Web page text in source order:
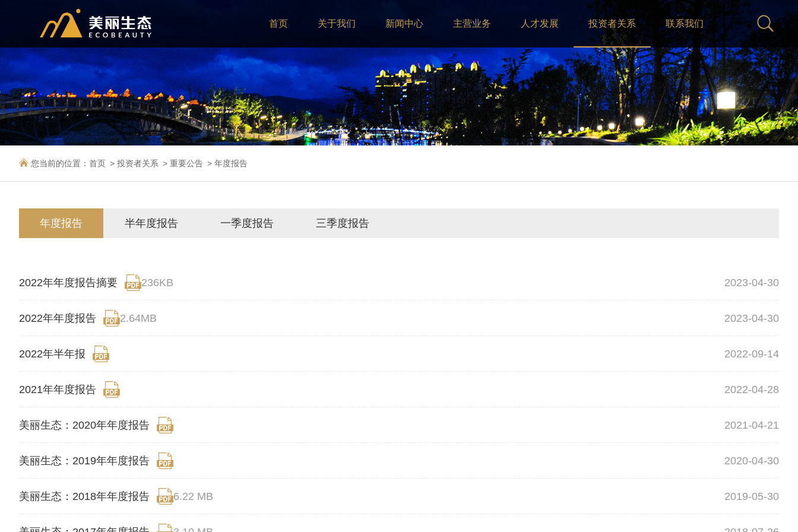
首页 关于我们 新闻中心 主营业务 人才发展 投资者关系 联系我们
您当前的位置： 首页 投资者关系 重要公告 年度报告
年度报告 半年度报告 一季度报告 三季度报告
2022年年度报告摘要 236KB 2023-04-30
2022年年度报告 2.64MB 2023-04-30
2022年半年报 2022-09-14
2021年年度报告 2022-04-28
美丽生态：2020年年度报告 2021-04-21
美丽生态：2019年年度报告 2020-04-30
美丽生态：2018年年度报告 6.22 MB 2019-05-30